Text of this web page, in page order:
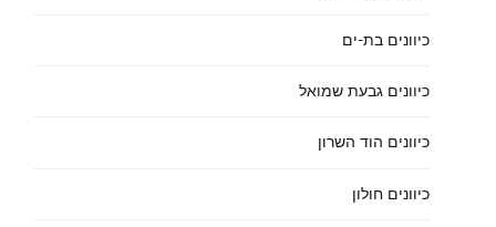
כיוונים בת-ים
כיוונים גבעת שמואל
כיוונים הוד השרון
כיוונים חולון